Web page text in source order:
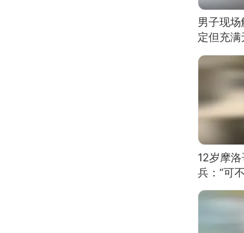
男子现
定但充满
我没绷住
12岁摩
兵：“可